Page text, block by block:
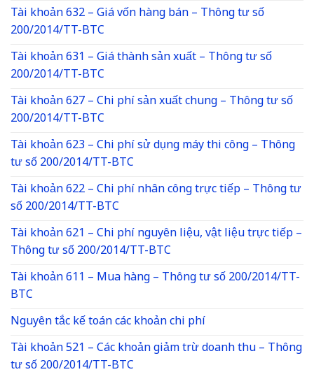
Tài khoản 632 – Giá vốn hàng bán – Thông tư số
200/2014/TT-BTC
Tài khoản 631 – Giá thành sản xuất – Thông tư số
200/2014/TT-BTC
Tài khoản 627 – Chi phí sản xuất chung – Thông tư số
200/2014/TT-BTC
Tài khoản 623 – Chi phí sử dụng máy thi công – Thông
tư số 200/2014/TT-BTC
Tài khoản 622 – Chi phí nhân công trực tiếp – Thông tư
số 200/2014/TT-BTC
Tài khoản 621 – Chi phí nguyên liệu, vật liệu trực tiếp –
Thông tư số 200/2014/TT-BTC
Tài khoản 611 – Mua hàng – Thông tư số 200/2014/TT-
BTC
Nguyên tắc kế toán các khoản chi phí
Tài khoản 521 – Các khoản giảm trừ doanh thu – Thông
tư số 200/2014/TT-BTC